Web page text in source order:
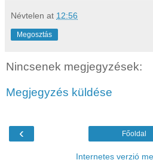
Névtelen at 12:56
Megosztás
Nincsenek megjegyzések:
Megjegyzés küldése
‹ Főoldal
Internetes verzió